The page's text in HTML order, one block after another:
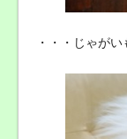
・・・じゃがい